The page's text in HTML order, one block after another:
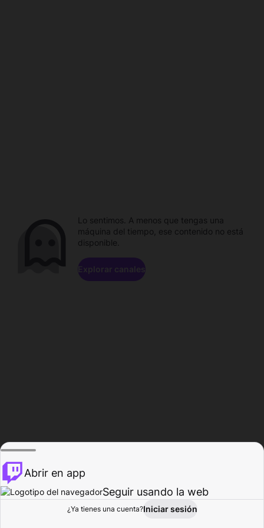
Explorar Actividad
Lo sentimos. A menos que tengas una
máquina del tiempo, ese contenido no está
disponible.
Explorar canales
Abrir en app
Seguir usando la web
¿Ya tienes una cuenta?Iniciar sesión